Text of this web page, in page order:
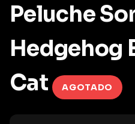
Peluche
Hedgehog
Cat
AGOTADO